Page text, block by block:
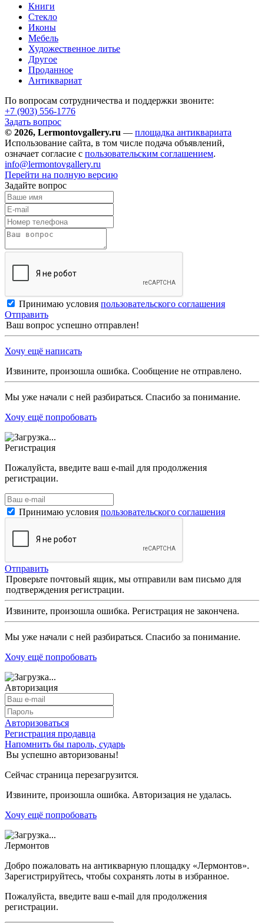
Книги
Стекло
Иконы
Мебель
Художественное литье
Другое
Проданное
Антиквариат
По вопросам сотрудничества и поддержки звоните:
+7 (903) 556-1776
Задать вопрос
© 2026, Lermontovgallery.ru — площадка антиквариата
Использование сайта, в том числе подача объявлений,
означает согласие с пользовательским соглашением.
info@lermontovgallery.ru
Перейти на полную версию
Задайте вопрос
Принимаю условия пользовательского соглашения
Отправить
Ваш вопрос успешно отправлен!
Хочу ещё написать
Извините, произошла ошибка. Сообщение не отправлено.
Мы уже начали с ней разбираться. Спасибо за понимание.
Хочу ещё попробовать
Регистрация
Пожалуйста, введите ваш e-mail для продолжения
регистрации.
Принимаю условия пользовательского соглашения
Отправить
Проверьте почтовый ящик, мы отправили вам письмо для
подтверждения регистрации.
Извините, произошла ошибка. Регистрация не закончена.
Мы уже начали с ней разбираться. Спасибо за понимание.
Хочу ещё попробовать
Авторизация
Авторизоваться
Регистрация продавца
Напомнить бы пароль, сударь
Вы успешно авторизованы!
Сейчас страница перезагрузится.
Извините, произошла ошибка. Авторизация не удалась.
Хочу ещё попробовать
Лермонтов
Добро пожаловать на антикварную площадку «Лермонтов».
Зарегистрируйтесь, чтобы сохранять лоты в избранное.
Пожалуйста, введите ваш e-mail для продолжения
регистрации.